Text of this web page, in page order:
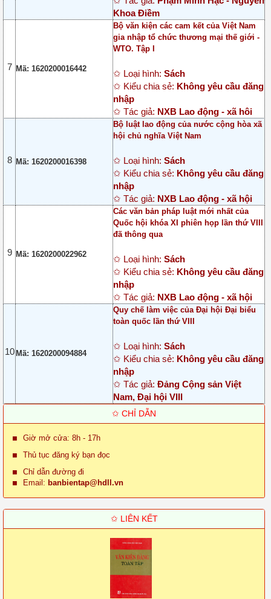
Khoa Điềm
7 Mã: 1620200016442
Bộ văn kiện các cam kết của Việt Nam
gia nhập tổ chức thương mại thế giới -
WTO. Tập I
✩ Loại hình: Sách
✩ Kiểu chia sẻ: Không yêu cầu đăng
nhập
✩ Tác giả: NXB Lao động - xã hôi
8 Mã: 1620200016398
Bộ luật lao động của nước cộng hòa xã
hội chủ nghĩa Việt Nam
✩ Loại hình: Sách
✩ Kiểu chia sẻ: Không yêu cầu đăng
nhập
✩ Tác giả: NXB Lao động - xã hội
9 Mã: 1620200022962
Các văn bản pháp luật mới nhất của
Quốc hội khóa XI phiên họp lần thứ VIII
đã thông qua
✩ Loại hình: Sách
✩ Kiểu chia sẻ: Không yêu cầu đăng
nhập
✩ Tác giả: NXB Lao động - xã hội
10 Mã: 1620200094884
Quy chế làm việc của Đại hội Đại biểu
toàn quốc lần thứ VIII
✩ Loại hình: Sách
✩ Kiểu chia sẻ: Không yêu cầu đăng
nhập
✩ Tác giả: Đảng Cộng sản Việt
Nam, Đại hội VIII
✩ CHỈ DẪN
Giờ mở cửa: 8h - 17h
Thủ tục đăng ký bạn đọc
Chỉ dẫn đường đi
Email: banbientap@hdll.vn
✩ LIÊN KẾT